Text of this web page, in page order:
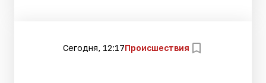
Сегодня, 12:17Происшествия